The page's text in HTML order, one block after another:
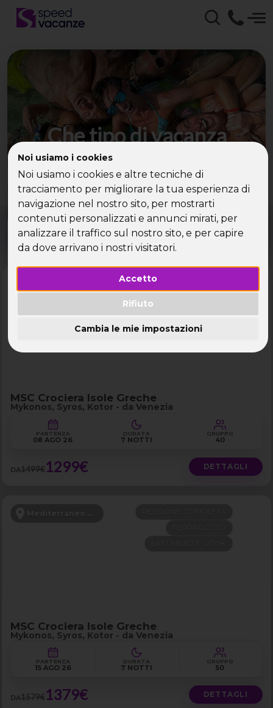
Noi usiamo i cookies
Noi usiamo i cookies e altre tecniche di
tracciamento per migliorare la tua esperienza di
navigazione nel nostro sito, per mostrarti
contenuti personalizzati e annunci mirati, per
analizzare il traffico sul nostro sito, e per capire
da dove arrivano i nostri visitatori.
Accetto
Rifiuto
Cambia le mie impostazioni
Che tipo di vacanza
cerchi?
Scegli la tua destinazione tra le diverse proposte
di Speed Vacanze®
Dove? Quando?
Tutto l'anno
PENSIONE COMPLETA
LAST MINUTE -200€
MSC Crociera Isole Greche
Mykonos, Syros, Kotor - da Venezia
PARTENZA
08 AGO 26
DURATA
7 NOTTI
GRUPPO
40
DA1499€1299€ DETTAGLI
Mediterraneo Orientale
MSC Crociera Isole Greche
Mykonos, Syros, Kotor - da Venezia
PARTENZA
15 AGO 26
DURATA
7 NOTTI
GRUPPO
50
DA1579€1379€ DETTAGLI